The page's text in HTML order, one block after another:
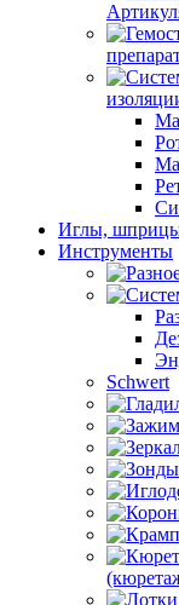
Иглы, шприцы
Инструменты
Schwert